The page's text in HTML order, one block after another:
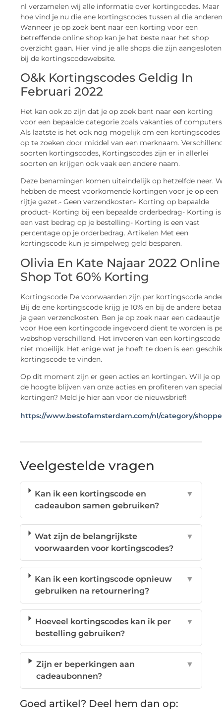
nl verzamelen wij alle informatie over kortingcodes. Maar
hoe vind je nu die ene kortingscodes tussen al die
Wanneer je op zoek bent naar een korting voor een
betreffende online shop kan je het beste naar het shop
overzicht gaan. Hier vind je alle shops die zijn aangesloten
bij de kortingscodewebsite.
O&k Kortingscodes Geldig In
Februari 2022
Het kan ook zo zijn dat je op zoek bent naar een korting
voor een bepaalde categorie zoals vakanties of
Als laatste is het ook nog mogelijk om een kortingscodes
op te zoeken door middel van een merknaam.
soorten kortingscodes, Kortingscodes zijn er in allerlei
soorten en krijgen ook vaak een andere naam.
Deze benamingen komen uiteindelijk op hetzelfde neer.
hebben de meest voorkomende kortingen voor je op een
rijtje gezet.- Geen verzendkosten- Korting op bepaalde
product- Korting bij een bepaalde orderbedrag- Korting is
een vast bedrag op je bestelling- Korting is een vast
percentage op je orderbedrag. Artikelen Met een
kortingscode kun je simpelweg geld besparen.
Olivia En Kate Najaar 2022 Online
Shop Tot 60% Korting
Kortingscode De voorwaarden zijn per kortingscode
Bij de ene kortingscode krijg je 10% en bij de andere
je geen verzendkosten. Ben je op zoek naar een cadeautje
voor Hoe een kortingcode ingevoerd dient te worden is
webshop verschillend. Het invoeren van een kortingscode
niet moeilijk. Het enige wat je hoeft te doen is een
kortingscode te vinden.
Op dit moment zijn er geen acties en kortingen. Wil je op
de hoogte blijven van onze acties en profiteren van
kortingen? Meld je hier aan voor de nieuwsbrief!
https://www.bestofamsterdam.com/nl/category/
Veelgestelde vragen
Kan ik een kortingscode en
cadeaubon samen gebruiken?
▼
Wat zijn de belangrijkste
voorwaarden voor kortingscodes?
▼
Kan ik een kortingscode opnieuw
gebruiken na retournering?
▼
Hoeveel kortingscodes kan ik per
bestelling gebruiken?
▼
Zijn er beperkingen aan
cadeaubonnen?
▼
Goed artikel? Deel hem dan op: